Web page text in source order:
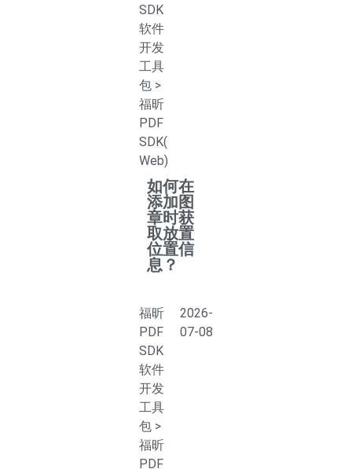
SDK
软件
开发
工具
包>
福昕
PDF
SDK(
Web)
如何在
添加图
章时获
取放置
位置信
息？
福昕
PDF
SDK
软件
开发
工具
包>
福昕
PDF
2026-
07-08